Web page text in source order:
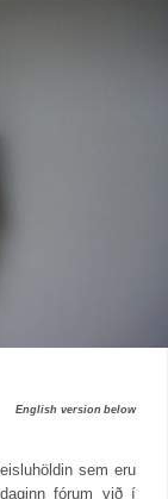
English version below
sem eru
fórum við í